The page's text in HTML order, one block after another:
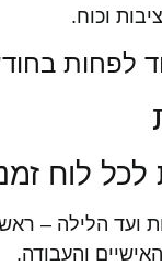
וכוח.
לפחות
לוח
והעבודה.